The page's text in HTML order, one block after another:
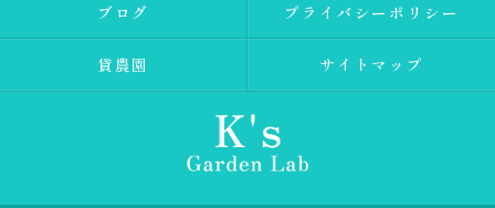
ブログ プライバシーポリシー
貸農園 サイトマップ